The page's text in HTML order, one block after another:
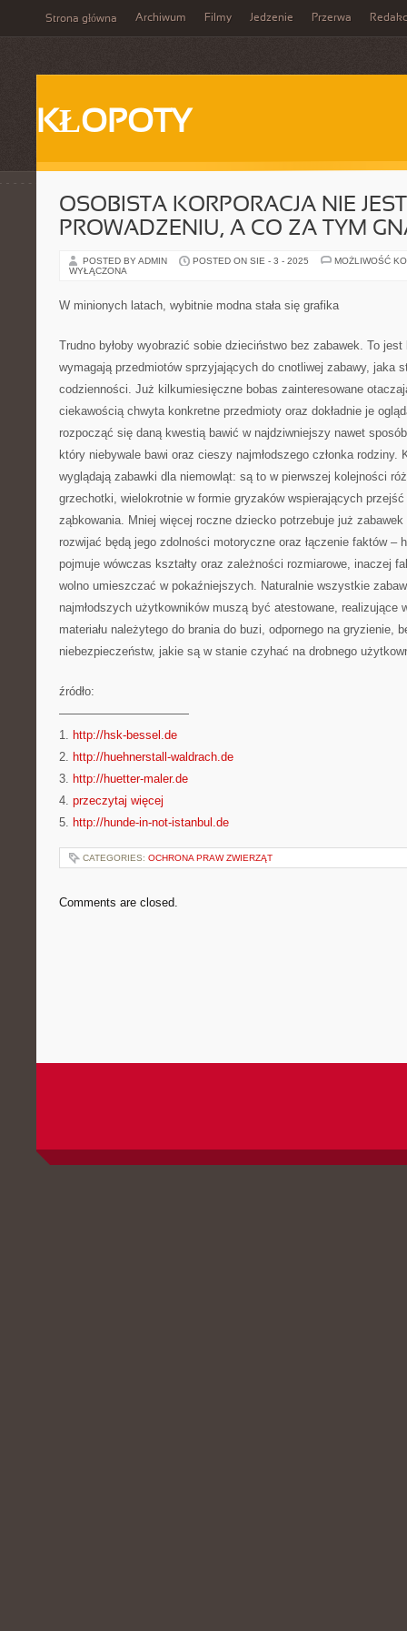
Strona główna Archiwum Filmy Jedzenie Przerwa
KŁOPOTY
OSOBISTA KORPORACJA NIE
PROWADZENIU, A CO ZA TYM
POSTED BY ADMIN POSTED ON SIE - 3 - 2025
MOŻLIWOŚĆ
WYŁĄCZONA
W minionych latach, wybitnie modna stała się grafika
Trudno byłoby wyobrazić sobie dzieciństwo bez zabawek. To
wymagają przedmiotów sprzyjających do cnotliwej zabawy, jaka
codzienności. Już kilkumiesięczne bobas zainteresowane
ciekawością chwyta konkretne przedmioty oraz dokładnie je
rozpocząć się daną kwestią bawić w najdziwniejszy nawet
który niebywale bawi oraz cieszy najmłodszego członka rodziny.
wyglądają zabawki dla niemowląt: są to w pierwszej kolejności
grzechotki, wielokrotnie w formie gryzaków wspierających
ząbkowania. Mniej więcej roczne dziecko potrzebuje już
rozwijać będą jego zdolności motoryczne oraz łączenie faktów –
pojmuje wówczas kształty oraz zależności rozmiarowe, inaczej
wolno umieszczać w pokaźniejszych. Naturalnie wszystkie
najmłodszych użytkowników muszą być atestowane, realizujące
materiału należytego do brania do buzi, odpornego na gryzienie,
niebezpieczeństw, jakie są w stanie czyhać na drobnego
źródło:
———————————
1. http://hsk-bessel.de
2. http://huehnerstall-waldrach.de
3. http://huetter-maler.de
4. przeczytaj więcej
5. http://hunde-in-not-istanbul.de
CATEGORIES: OCHRONA PRAW ZWIERZĄT
Comments are closed.